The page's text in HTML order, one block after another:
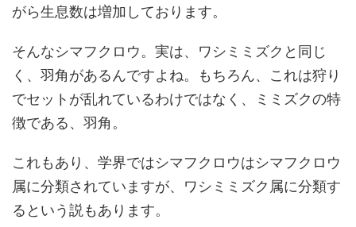
がら生息数は増加しております。
そんなシマフクロウ。実は、ワシミミズクと同じ
く、羽角があるんですよね。もちろん、これは狩り
でセットが乱れているわけではなく、ミミズクの特
徴である、羽角。
これもあり、学界ではシマフクロウはシマフクロウ
属に分類されていますが、ワシミミズク属に分類す
るという説もあります。